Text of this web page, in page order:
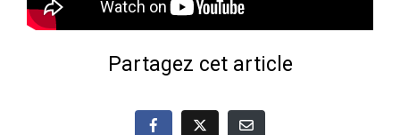
Partagez cet article